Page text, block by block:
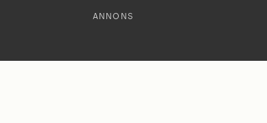
ANNONS